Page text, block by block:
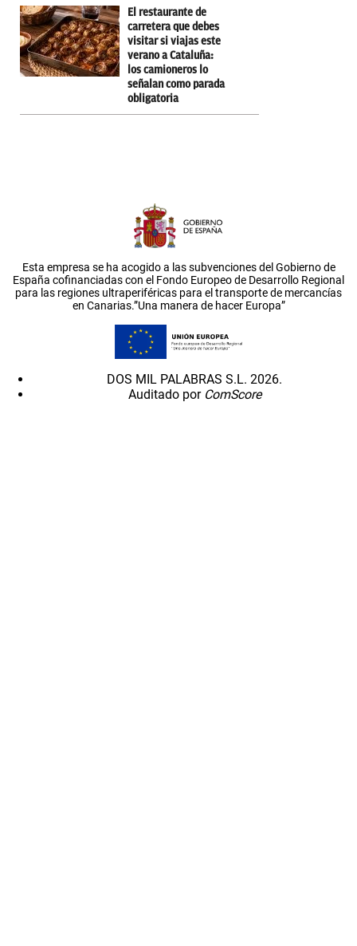
El restaurante de
carretera que debes
visitar si viajas este
verano a Cataluña:
los camioneros lo
señalan como parada
obligatoria
Esta empresa se ha acogido a las subvenciones del Gobierno de
España cofinanciadas con el Fondo Europeo de Desarrollo Regional
para las regiones ultraperiféricas para el transporte de mercancías
en Canarias.”Una manera de hacer Europa”
DOS MIL PALABRAS S.L. 2026.
Auditado por ComScore